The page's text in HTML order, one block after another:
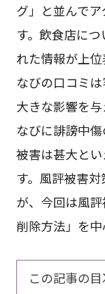
グ」と並んで
す。飲食店に
れた情報が上
なびの口コミ
大きな影響を
なびに誹謗中
被害は甚大と
す。風評被害
が、今回は風
削除方法」を中
この記事の